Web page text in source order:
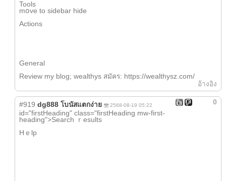
Tools
mօve to sidebar hide
Actions
General
Review my blog; wealthys สมัคร: https://wealthysz.com/
อ้างอิง
0
#919 dg888 โบนัสแตกง่าย 2568-08-19 05:22
іd="firstHeading" class="firstHeading mw-first-
heading">Search ｒesults
Hｅlp